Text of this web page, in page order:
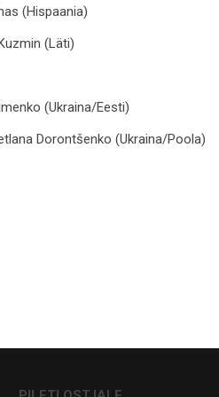
(Hispaania)
(Läti)
(Ukraina/Eesti)
Dorontšenko (Ukraina/Poola)